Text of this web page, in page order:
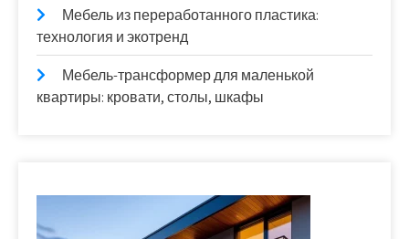
Мебель из переработанного пластика:
технология и экотренд
Мебель-трансформер для маленькой
квартиры: кровати, столы, шкафы